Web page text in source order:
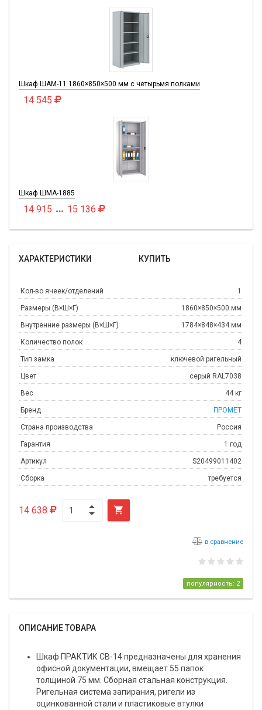
Шкаф ШАМ-11 1860×850×500 мм с четырьмя полками
14 545
Шкаф ШМА-1885
14 915  15 136
ХАРАКТЕРИСТИКИ КУПИТЬ
Кол-во ячеек/отделений 1
Размеры (В×Ш×Г) 1860×850×500 мм
Внутренние размеры (В×Ш×Г) 1784×848×434 мм
Количество полок 4
Тип замка ключевой ригельный
Цвет серый RAL7038
Вес 44 кг
Бренд ПРОМЕТ
Страна производства Россия
Гарантия 1 год
Артикул S20499011402
Сборка требуется
14 638 
в сравнение
популярность: 2
ОПИСАНИЕ ТОВАРА
Шкаф ПРАКТИК СВ-14 предназначены для хранения
офисной документации, вмещает 55 папок
толщиной 75 мм. Сборная стальная конструкция.
Ригельная система запирания, ригели из
оцинкованной стали и пластиковые втулки